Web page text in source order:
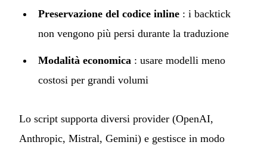
Preservazione del codice inline : i backtick
non vengono più persi durante la traduzione
Modalità economica : usare modelli meno
costosi per grandi volumi
Lo script supporta diversi provider (OpenAI,
Anthropic, Mistral, Gemini) e gestisce in modo